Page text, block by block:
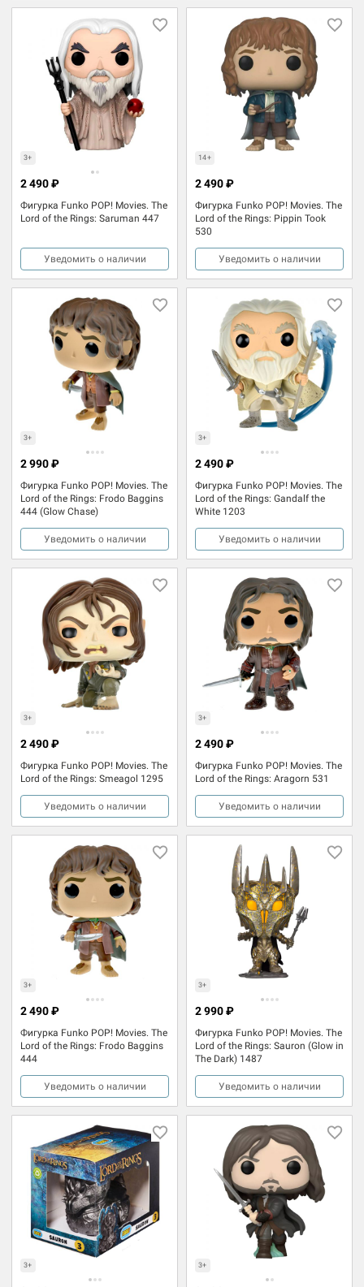
3+
Фигурка Funko POP! Movies. The
Lord of the Rings: Saruman 447
2 490 ₽
Уведомить о наличии
14+
Фигурка Funko POP! Movies. The
Lord of the Rings: Pippin Took
530
2 490 ₽
Уведомить о наличии
3+
Фигурка Funko POP! Movies. The
Lord of the Rings: Frodo Baggins
444 (Glow Chase)
2 990 ₽
Уведомить о наличии
3+
Фигурка Funko POP! Movies. The
Lord of the Rings: Gandalf the
White 1203
2 490 ₽
Уведомить о наличии
3+
Фигурка Funko POP! Movies. The
Lord of the Rings: Smeagol 1295
2 490 ₽
Уведомить о наличии
3+
Фигурка Funko POP! Movies. The
Lord of the Rings: Aragorn 531
2 490 ₽
Уведомить о наличии
3+
Фигурка Funko POP! Movies. The
Lord of the Rings: Frodo Baggins
444
2 490 ₽
Уведомить о наличии
3+
Фигурка Funko POP! Movies. The
Lord of the Rings: Sauron (Glow in
The Dark) 1487
2 990 ₽
Уведомить о наличии
3+ 3+